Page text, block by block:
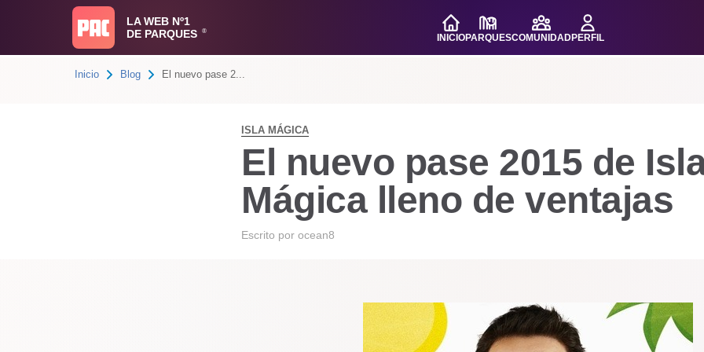
LA WEB Nº1
DE PARQUES
®
INICIOPARQUESCOMUNIDADPERFIL
Inicio Blog El nuevo pase 2...
ISLA MÁGICA
El nuevo pase 2015 de
Mágica lleno de ventajas
Escrito por ocean8